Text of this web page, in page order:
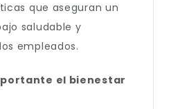
que aseguran un
saludable y
empleados.
el bienestar